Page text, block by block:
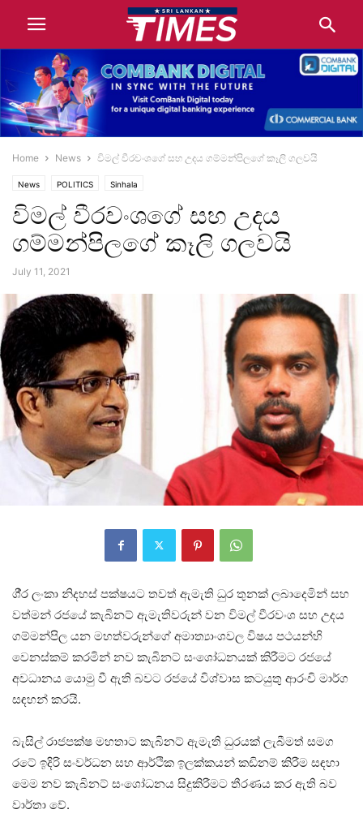
Home News විමල් වීරවංශගේ සහ උදය ගම්මන්පිලගේ කෑලි ගලවයි
News POLITICS Sinhala
විමල් වීරවංශගේ සහ උදය
ගම්මන්පිලගේ කෑලි ගලවයි
July 11, 2021
ශී‍්‍ර ලංකා නිදහස් පක්ෂයට තවත් ඇමැති ධුර තුනක් ලබාදෙමින් සහ
වත්මන් රජයේ කැබිනට් ඇමැතිවරුන් වන විමල් වීරවංශ සහ උදය
ගම්මන්පිල යන මහත්වරුන්ගේ අමාත්‍යාංශවල විෂය පථයන්හි
වෙනස්කම් කරමින් නව කැබිනට් සංශෝධනයක් කිරීමට රජයේ
අවධානය යොමු වී ඇති බවට රජයේ විශ්වාස කටයුතු ආරංචි මාර්ග
සඳහන් කරයි.
බැසිල් රාජපක්ෂ මහතාට කැබිනට් ඇමැති ධුරයක් ලැබීමත් සමග
රටේ ඉදිරි සංවර්ධන සහ ආර්ථික ඉලක්කයන් කඩිනම් කිරීම සඳහා
මෙම නව කැබිනට් සංශෝධනය සිදුකිරීමට තීරණය කර ඇති බව
වාර්තා වේ.